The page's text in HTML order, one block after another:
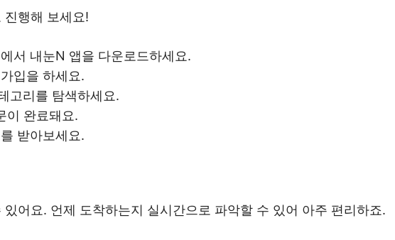
진행해 보세요!
서 내눈N 앱을 다운로드하세요.
입을 하세요.
고리를 탐색하세요.
이 완료돼요.
받아보세요.
어요. 언제 도착하는지 실시간으로 파악할 수 있어 아주 편리하죠.